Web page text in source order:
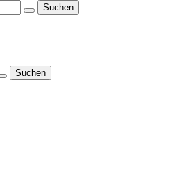
Suchen
Suchen